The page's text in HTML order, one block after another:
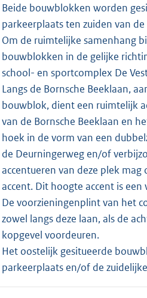
Beide bouwblokken worden
parkeerplaats ten zuiden van de
Om de ruimtelijke samenhang
bouwblokken in de gelijke
school- en sportcomplex De
Langs de Bornsche Beeklaan,
bouwblok, dient een ruimtelijk
van de Bornsche Beeklaan en
hoek in de vorm van een
de Deurningerweg en/of
accentueren van deze plek
accent. Dit hoogte accent is een
De voorzieningenplint van het
zowel langs deze laan, als de
kopgevel voordeuren.
Het oostelijk gesitueerde
parkeerplaats en/of de